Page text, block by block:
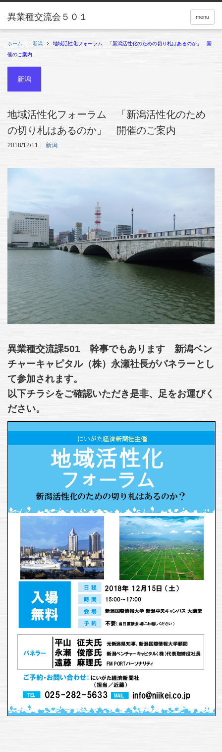
menu
ホーム 新潟
地域活性化フォーラム 「新潟活性化のための切り札はあるのか」 開
催のご案内
新潟
地域活性化フォーラム 「新潟活性化のため
の切り札はあるのか」 開催のご案内
2018/12/11 新潟
異業種交流課501 幹事でもあります 新潟ベン
チャーキャピタル（株）永瀬社長がパネラーとし
て参加されます。
以下チラシをご確認いただき是非、足をお運びく
ださい。